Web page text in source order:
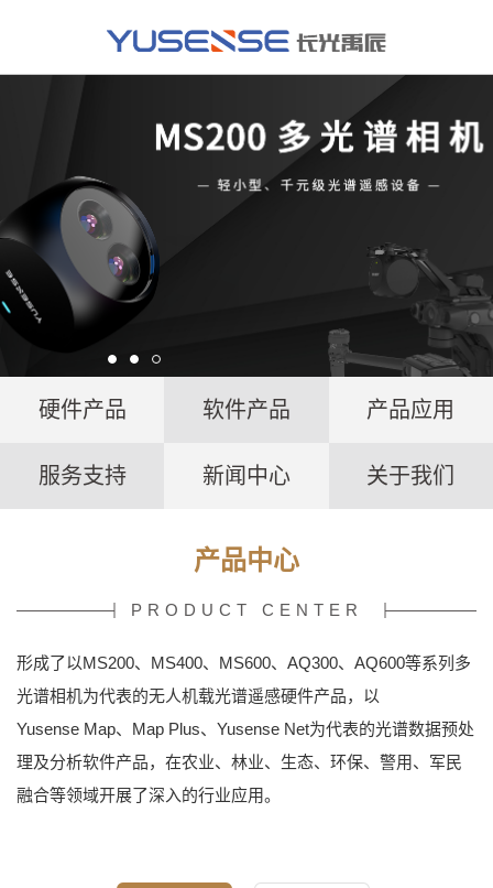
硬件产品 软件产品 产品应用
服务支持 新闻中心 关于我们
产品中心
PRODUCT CENTER
形成了以MS200、MS400、MS600、AQ300、AQ600等系列多
光谱相机为代表的无人机载光谱遥感硬件产品，以
Yusense Map、Map Plus、Yusense Net为代表的光谱数据预处
理及分析软件产品，在农业、林业、生态、环保、警用、军民
融合等领域开展了深入的行业应用。